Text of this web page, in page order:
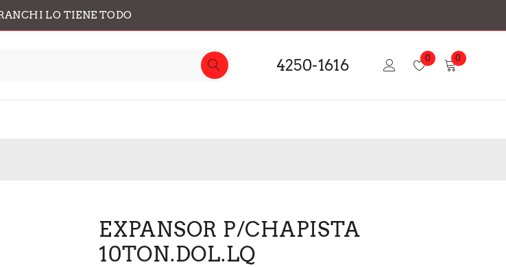
LO TIENE TODO
4250-1616 0 0
EXPANSOR P/CHAPISTA
10TON.DOL.LQ